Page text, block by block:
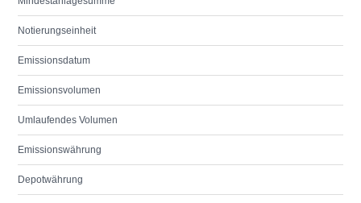
Notierungseinheit
Emissionsdatum
Emissionsvolumen
Umlaufendes Volumen
Emissionswährung
Depotwährung